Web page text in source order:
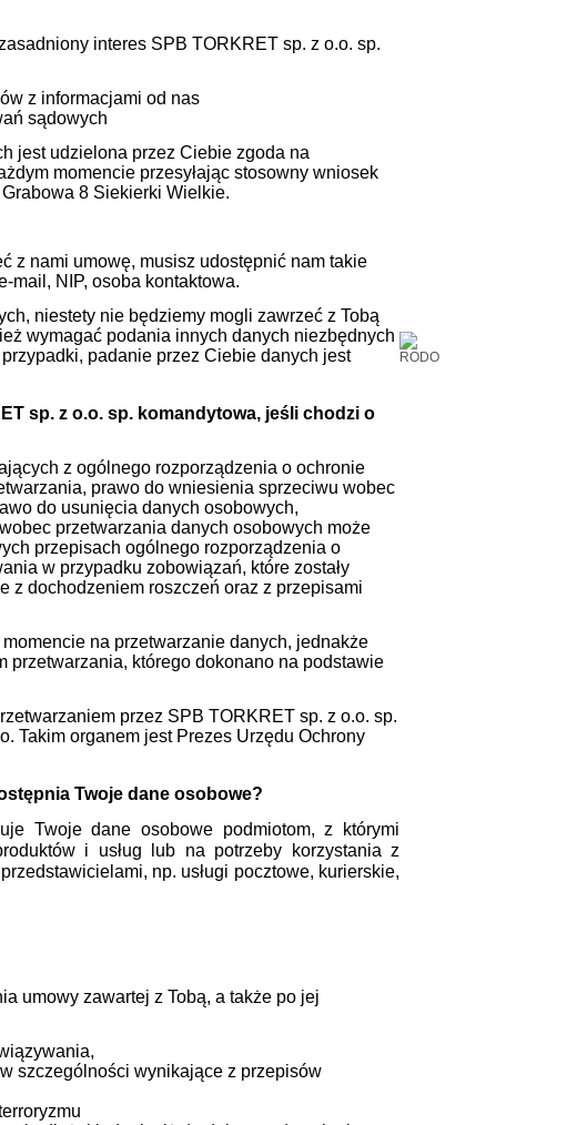
interes SPB TORKRET sp. z o.o. sp.
z informacjami od nas
sądowych
jest udzielona przez Ciebie zgoda na
momencie przesyłając stosowny wniosek
8 Siekierki Wielkie.
z nami umowę, musisz udostępnić nam takie
mail, NIP, osoba kontaktowa.
niestety nie będziemy mogli zawrzeć z Tobą
wymagać podania innych danych niezbędnych
padanie przez Ciebie danych jest
sp. z o.o. sp. komandytowa, jeśli chodzi o
z ogólnego rozporządzenia o ochronie
prawo do wniesienia sprzeciwu wobec
do usunięcia danych osobowych,
przetwarzania danych osobowych może
przepisach ogólnego rozporządzenia o
w przypadku zobowiązań, które zostały
z dochodzeniem roszczeń oraz z przepisami
na przetwarzanie danych, jednakże
przetwarzania, którego dokonano na podstawie
przez SPB TORKRET sp. z o.o. sp.
Takim organem jest Prezes Urzędu Ochrony
Twoje dane osobowe?
Twoje dane osobowe podmiotom, z którymi
i usług lub na potrzeby korzystania z
np. usługi pocztowe, kurierskie,
umowy zawartej z Tobą, a także po jej
szczególności wynikające z przepisów